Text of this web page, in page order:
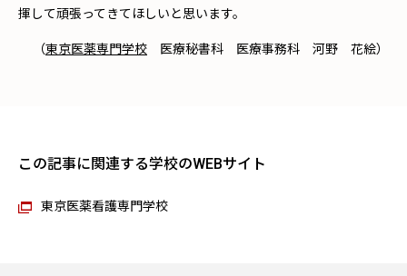
揮して頑張ってきてほしいと思います。
（東京医薬専門学校 医療秘書科 医療事務科 河野 花絵）
この記事に関連する学校のWEBサイト
東京医薬看護専門学校